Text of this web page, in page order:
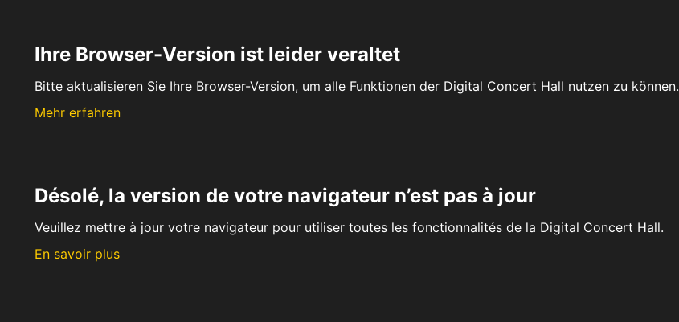
Ihre Browser-Version ist leider veraltet
Bitte aktualisieren Sie Ihre Browser-Version, um alle Funktionen der Digital Concert Hall nutzen zu können.
Mehr erfahren
Désolé, la version de votre navigateur n’est pas à jour
Veuillez mettre à jour votre navigateur pour utiliser toutes les fonctionnalités de la Digital Concert Hall.
En savoir plus